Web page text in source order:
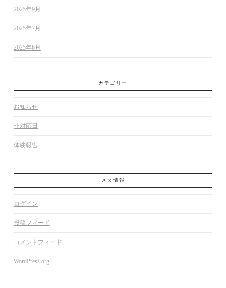
2025年9月
2025年7月
2025年6月
カテゴリー
お知らせ
非対応日
体験報告
メタ情報
ログイン
投稿フィード
コメントフィード
WordPress.org